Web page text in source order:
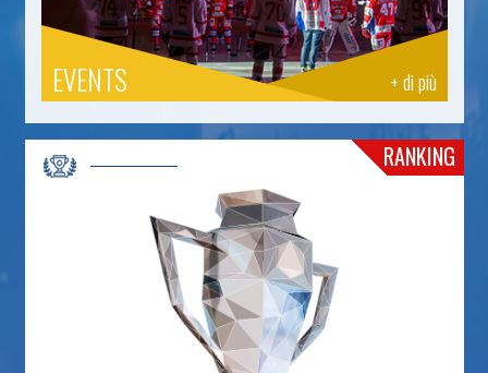
+ di più
EVENTS
RANKING